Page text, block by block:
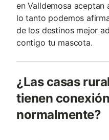
en Valldemosa aceptan
lo tanto podemos
de los destinos mejor
contigo tu mascota.
¿Las casas
tienen
normalmente?